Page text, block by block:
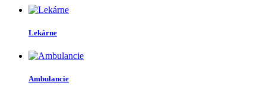
Lekárne
Ambulancie